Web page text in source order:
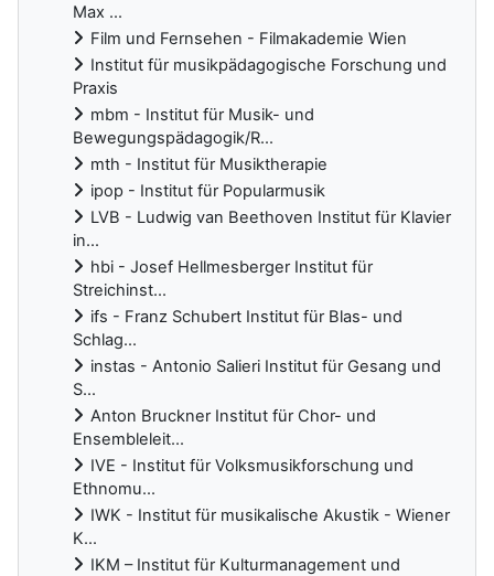
Max ...
Film und Fernsehen - Filmakademie Wien
Institut für musikpädagogische Forschung und
Praxis
mbm - Institut für Musik- und
Bewegungspädagogik/R...
mth - Institut für Musiktherapie
ipop - Institut für Popularmusik
LVB - Ludwig van Beethoven Institut für Klavier
in...
hbi - Josef Hellmesberger Institut für
Streichinst...
ifs - Franz Schubert Institut für Blas- und
Schlag...
instas - Antonio Salieri Institut für Gesang und
S...
Anton Bruckner Institut für Chor- und
Ensembleleit...
IVE - Institut für Volksmusikforschung und
Ethnomu...
IWK - Institut für musikalische Akustik - Wiener
K...
IKM – Institut für Kulturmanagement und